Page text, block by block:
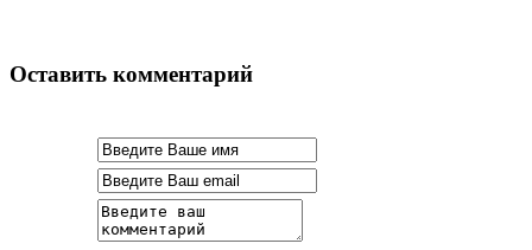
Оставить комментарий